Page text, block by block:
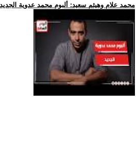
.. محمد علام وهيثم سعيد: ألبوم محمد عدوية الجديد